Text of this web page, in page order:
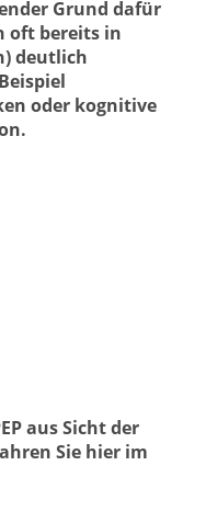
Grund dafür
oft bereits in
deutlich
oder kognitive
aus Sicht der
Sie hier im